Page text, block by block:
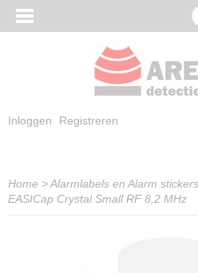
Inloggen Registreren
Home >Alarmlabels en Alarm
EASICap Crystal Small RF 8,2 MHz